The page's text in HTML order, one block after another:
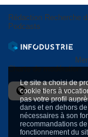
Le site a choisi de
cookie tiers à
pas votre profil
dans et en dehors
nécessaires à son
recommandations
fonctionnement du
Rédaction Recherche
Podcasts
Charte de modération
International version